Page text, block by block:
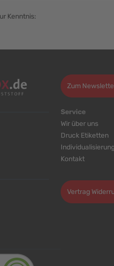
Kenntnis:
Zum
Service
Wir über uns
Druck Etiketten
Individualisierung
Kontakt
Vertrag